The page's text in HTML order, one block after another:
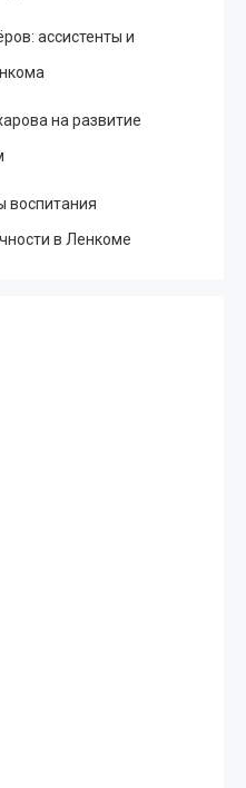
ассистенты и
на развитие
воспитания
в Ленкоме